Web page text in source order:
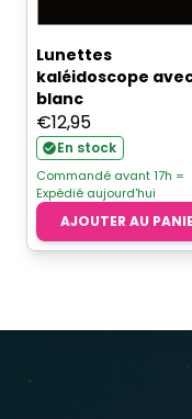
Lunettes
kaléidoscope avec
blanc
€12,95
En stock
Commandé avant 17h =
Expédié aujourd'hui
AJOUTER AU